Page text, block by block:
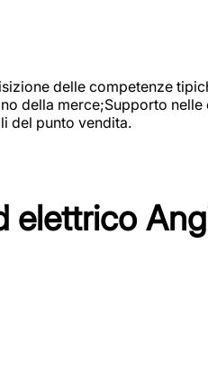
delle competenze
della merce;Supporto
del punto vendita.